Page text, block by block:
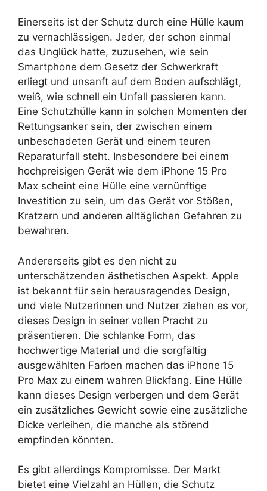
Einerseits ist der Schutz durch eine Hülle kaum
zu vernachlässigen. Jeder, der schon einmal
das Unglück hatte, zuzusehen, wie sein
Smartphone dem Gesetz der Schwerkraft
erliegt und unsanft auf dem Boden aufschlägt,
weiß, wie schnell ein Unfall passieren kann.
Eine Schutzhülle kann in solchen Momenten der
Rettungsanker sein, der zwischen einem
unbeschadeten Gerät und einem teuren
Reparaturfall steht. Insbesondere bei einem
hochpreisigen Gerät wie dem iPhone 15 Pro
Max scheint eine Hülle eine vernünftige
Investition zu sein, um das Gerät vor Stößen,
Kratzern und anderen alltäglichen Gefahren zu
bewahren.
Andererseits gibt es den nicht zu
unterschätzenden ästhetischen Aspekt. Apple
ist bekannt für sein herausragendes Design,
und viele Nutzerinnen und Nutzer ziehen es vor,
dieses Design in seiner vollen Pracht zu
präsentieren. Die schlanke Form, das
hochwertige Material und die sorgfältig
ausgewählten Farben machen das iPhone 15
Pro Max zu einem wahren Blickfang. Eine Hülle
kann dieses Design verbergen und dem Gerät
ein zusätzliches Gewicht sowie eine zusätzliche
Dicke verleihen, die manche als störend
empfinden könnten.
Es gibt allerdings Kompromisse. Der Markt
bietet eine Vielzahl an Hüllen, die Schutz